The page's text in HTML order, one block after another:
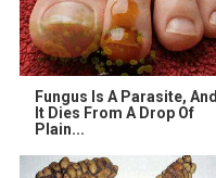
Fungus Is A Parasite, And
It Dies From A Drop Of
Plain...